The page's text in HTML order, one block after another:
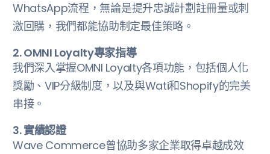
WhatsApp流程，無論是提升忠誠計劃註冊量或刺
激回購，我們都能協助制定最佳策略。
2. OMNI Loyalty專家指導
我們深入掌握OMNI Loyalty各項功能，包括個人化
獎勵、VIP分級制度，以及與Wati和Shopify的完美
串接。
3. 實績認證
Wave Commerce曾協助多家企業取得卓越成效